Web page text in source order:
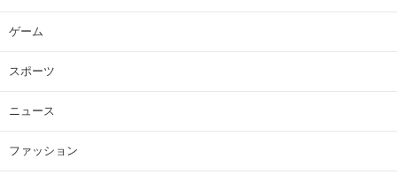
ゲーム
スポーツ
ニュース
ファッション